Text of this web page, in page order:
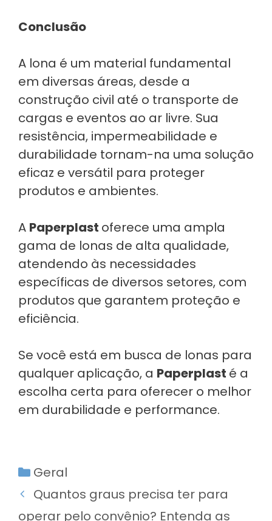
Conclusão
A lona é um material fundamental
em diversas áreas, desde a
construção civil até o transporte de
cargas e eventos ao ar livre. Sua
resistência, impermeabilidade e
durabilidade tornam-na uma solução
eficaz e versátil para proteger
produtos e ambientes.
A Paperplast oferece uma ampla
gama de lonas de alta qualidade,
atendendo às necessidades
específicas de diversos setores, com
produtos que garantem proteção e
eficiência.
Se você está em busca de lonas para
qualquer aplicação, a Paperplast é a
escolha certa para oferecer o melhor
em durabilidade e performance.
Categorias
Geral
Quantos graus precisa ter para
operar pelo convênio? Entenda as